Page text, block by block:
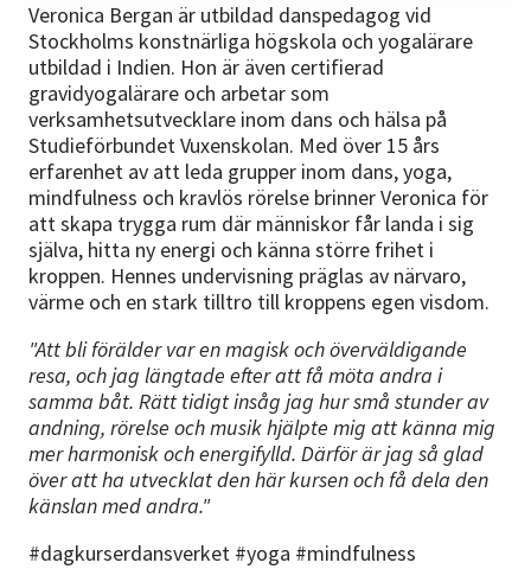
Veronica Bergan är utbildad danspedagog vid
Stockholms konstnärliga högskola och yogalärare
utbildad i Indien. Hon är även certifierad
gravidyogalärare och arbetar som
verksamhetsutvecklare inom dans och hälsa på
Studieförbundet Vuxenskolan. Med över 15 års
erfarenhet av att leda grupper inom dans, yoga,
mindfulness och kravlös rörelse brinner Veronica för
att skapa trygga rum där människor får landa i sig
själva, hitta ny energi och känna större frihet i
kroppen. Hennes undervisning präglas av närvaro,
värme och en stark tilltro till kroppens egen visdom.
"Att bli förälder var en magisk och överväldigande
resa, och jag längtade efter att få möta andra i
samma båt. Rätt tidigt insåg jag hur små stunder av
andning, rörelse och musik hjälpte mig att känna mig
mer harmonisk och energifylld. Därför är jag så glad
över att ha utvecklat den här kursen och få dela den
känslan med andra."
#dagkurserdansverket #yoga #mindfulness